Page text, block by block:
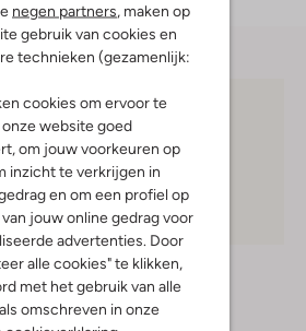
negen partners , maken op
gebruik van cookies en
technieken (gezamenlijk:
cookies om ervoor te
website goed
om jouw voorkeuren op
inzicht te verkrijgen in
en om een profiel op
jouw online gedrag voor
advertenties. Door
alle cookies" te klikken,
met het gebruik van alle
omschreven in onze
vanaf €75,-
binnen 30 dagen*
Klarna